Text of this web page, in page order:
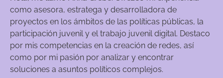
como asesora, estratega y desarrolladora de
proyectos en los ámbitos de las políticas públicas, la
participación juvenil y el trabajo juvenil digital. Destaco
por mis competencias en la creación de redes, así
como por mi pasión por analizar y encontrar
soluciones a asuntos políticos complejos.